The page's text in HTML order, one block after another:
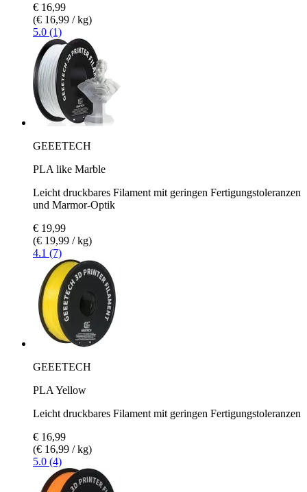
€ 16,99
(€ 16,99 / kg)
5.0 (1)
GEEETECH
PLA like Marble
Leicht druckbares Filament mit geringen Fertigungstoleranzen
und Marmor-Optik
€ 19,99
(€ 19,99 / kg)
4.1 (7)
GEEETECH
PLA Yellow
Leicht druckbares Filament mit geringen Fertigungstoleranzen
€ 16,99
(€ 16,99 / kg)
5.0 (4)